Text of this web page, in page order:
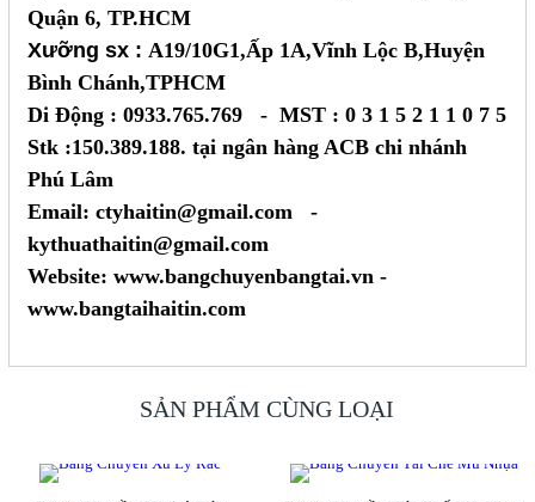
Quận 6, TP.HCM
Xưỡng sx : A19/10G1,Ấp 1A,Vĩnh Lộc B,Huyện
Bình Chánh,TPHCM
Di Động : 0933.765.769 - MST : 0 3 1 5 2 1 1 0 7 5
Stk :150.389.188. tại ngân hàng ACB chi nhánh
Phú Lâm
Email: ctyhaitin@gmail.com -
kythuathaitin@gmail.com
Website: www.bangchuyenbangtai.vn -
www.bangtaihaitin.com
SẢN PHẨM CÙNG LOẠI